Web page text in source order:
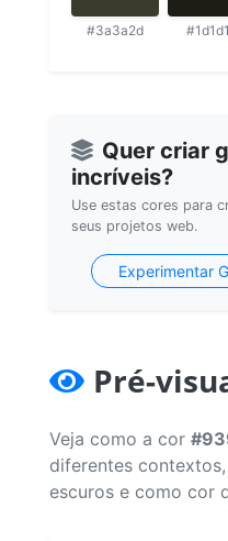
#3a3a2d
Quer criar
incríveis?
Use estas cores para
seus projetos web.
Experimentar
Pré-
Veja como a cor
diferentes
escuros e como cor